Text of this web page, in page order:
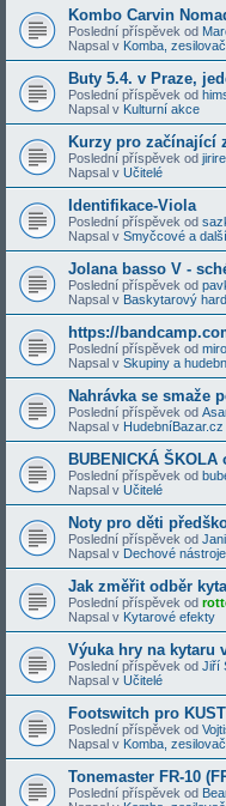
Kombo Carvin
Poslední příspěvek od
Napsal v Komba,
Buty 5.4. v Praze,
Poslední příspěvek od
Napsal v Kulturní akce
Kurzy pro začínající
Poslední příspěvek od
Napsal v Učitelé
Identifikace-Viola
Poslední příspěvek od
Napsal v Smyčcové a
Jolana basso V -
Poslední příspěvek od
Napsal v Baskytarový
https://
Poslední příspěvek od
Napsal v Skupiny a
Nahrávka se smaže
Poslední příspěvek od
Napsal v HudebníBazar.cz
BUBENICKÁ ŠKOLA
Poslední příspěvek od
Napsal v Učitelé
Noty pro děti
Poslední příspěvek od
Napsal v Dechové nástroje
Jak změřit odběr
Poslední příspěvek od
Napsal v Kytarové efekty
Výuka hry na kytaru
Poslední příspěvek od Jiří
Napsal v Učitelé
Footswitch pro
Poslední příspěvek od
Napsal v Komba,
Tonemaster FR-10
Poslední příspěvek od